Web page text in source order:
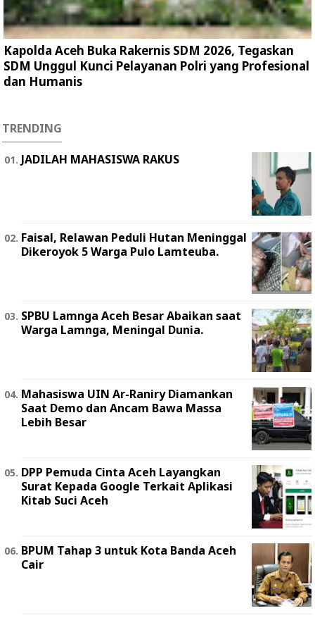
Kapolda Aceh Buka Rakernis SDM 2026, Tegaskan
SDM Unggul Kunci Pelayanan Polri yang Profesional
dan Humanis
TRENDING
JADILAH MAHASISWA RAKUS
Faisal, Relawan Peduli Hutan Meninggal
Dikeroyok 5 Warga Pulo Lamteuba.
SPBU Lamnga Aceh Besar Abaikan saat
Warga Lamnga, Meningal Dunia.
Mahasiswa UIN Ar-Raniry Diamankan
Saat Demo dan Ancam Bawa Massa
Lebih Besar
DPP Pemuda Cinta Aceh Layangkan
Surat Kepada Google Terkait Aplikasi
Kitab Suci Aceh
BPUM Tahap 3 untuk Kota Banda Aceh
Cair